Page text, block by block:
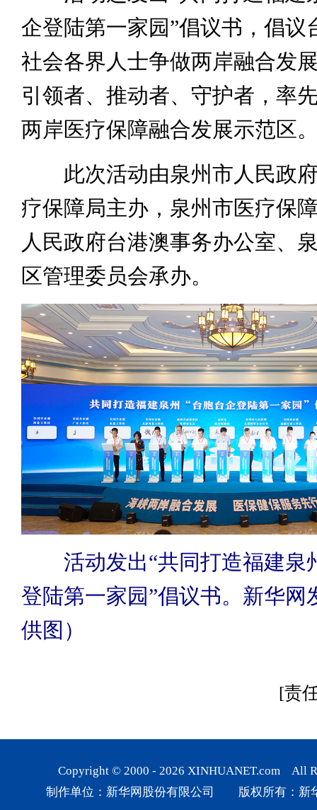
企登陆第一家园”倡议书，倡议
社会各界人士争做两岸融合发
引领者、推动者、守护者，率
两岸医疗保障融合发展示范区
此次活动由泉州市人民政府
疗保障局主办，泉州市医疗保
人民政府台港澳事务办公室、
区管理委员会承办。
活动发出“共同打造福建泉
登陆第一家园”倡议书。新华网
供图）
[责
Copyright © 2000 - 2026 XINHUANET.com All
制作单位：新华网股份有限公司 版权所有：新